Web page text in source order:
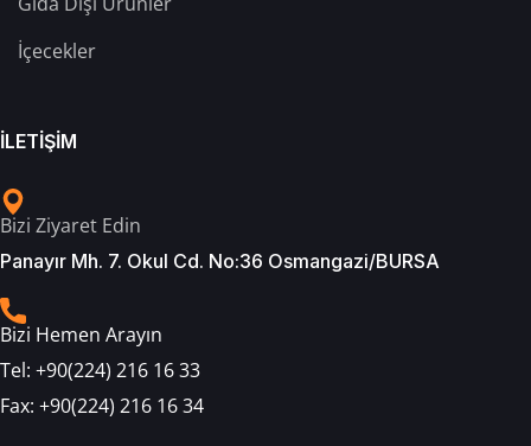
İçecekler
İLETİŞİM
Bizi Ziyaret Edin
Panayır Mh. 7. Okul Cd. No:36 Osmangazi/BURSA
Bizi Hemen Arayın
Tel: +90(224) 216 16 33
Fax: +90(224) 216 16 34